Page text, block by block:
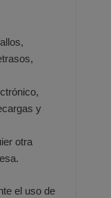
y
otra
el uso de